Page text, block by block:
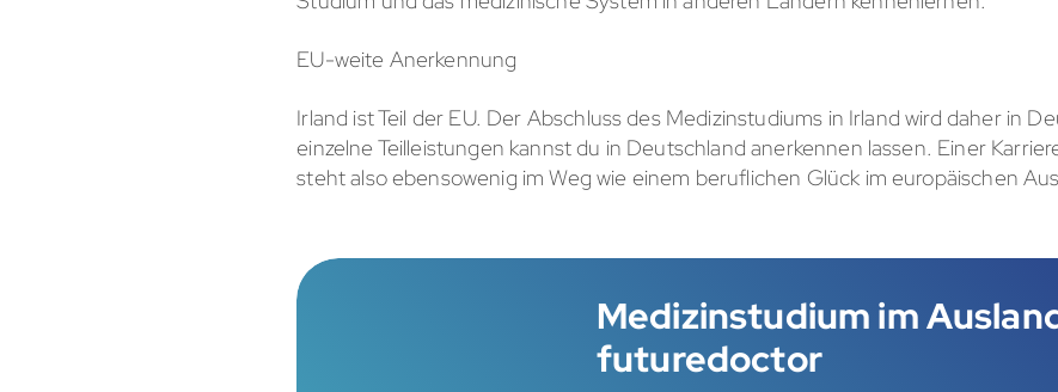
EU-weite Anerkennung
Irland ist Teil der EU. Der Abschluss des Medizinstudiums in Irland wird daher in
einzelne Teilleistungen kannst du in Deutschland anerkennen lassen. Einer
steht also ebensowenig im Weg wie einem beruflichen Glück im europäischen
Medizinstudium im
futuredoctor